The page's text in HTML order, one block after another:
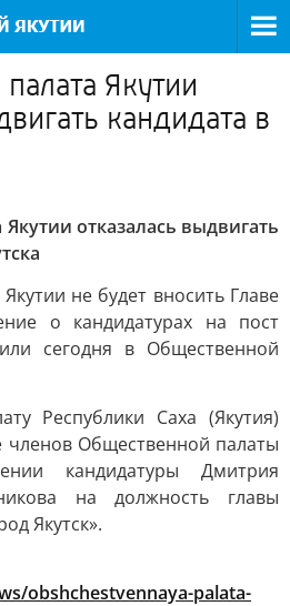
Якутии
кандидата в
отказалась выдвигать
не будет вносить Главе
о кандидатурах на пост
сегодня в Общественной
Республики Саха (Якутия)
Общественной палаты
кандидатуры Дмитрия
на должность главы
Якутск».
obshchestvennaya-palata-